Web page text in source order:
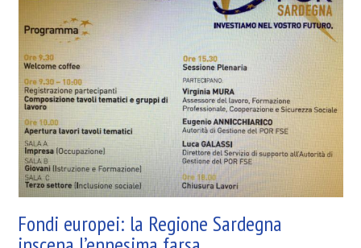
Fondi europei: la Regione Sardegna